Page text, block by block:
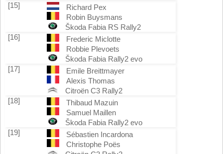
[15]
Richard Pex
Robin Buysmans
Škoda Fabia RS Rally2
[16]
Frederic Miclotte
Robbie Plevoets
Škoda Fabia Rally2 evo
[17]
Emile Breittmayer
Alexis Thomas
Citroën C3 Rally2
[18]
Thibaud Mazuin
Samuel Maillen
Škoda Fabia Rally2 evo
[19]
Sébastien Incardona
Christophe Poës